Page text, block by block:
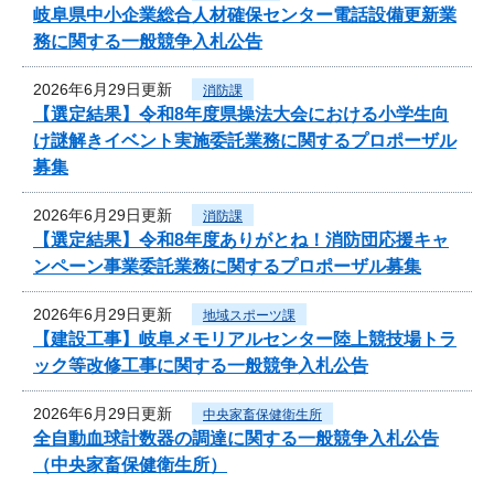
岐阜県中小企業総合人材確保センター電話設備更新業
務に関する一般競争入札公告
2026年6月29日更新 消防課
【選定結果】令和8年度県操法大会における小学生向
け謎解きイベント実施委託業務に関するプロポーザル
募集
2026年6月29日更新 消防課
【選定結果】令和8年度ありがとね！消防団応援キャ
ンペーン事業委託業務に関するプロポーザル募集
2026年6月29日更新 地域スポーツ課
【建設工事】岐阜メモリアルセンター陸上競技場トラ
ック等改修工事に関する一般競争入札公告
2026年6月29日更新 中央家畜保健衛生所
全自動血球計数器の調達に関する一般競争入札公告
（中央家畜保健衛生所）